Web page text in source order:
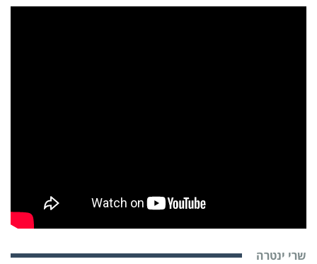
שרי ינטרה